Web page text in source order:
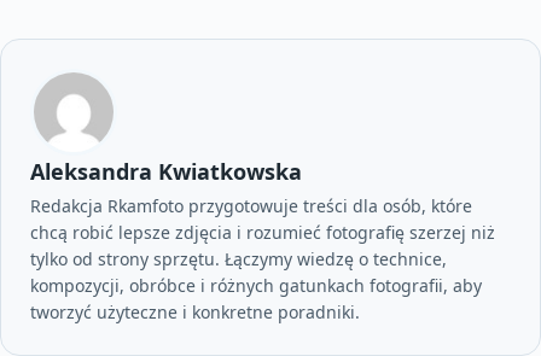
Aleksandra Kwiatkowska
Redakcja Rkamfoto przygotowuje treści dla osób, które
chcą robić lepsze zdjęcia i rozumieć fotografię szerzej niż
tylko od strony sprzętu. Łączymy wiedzę o technice,
kompozycji, obróbce i różnych gatunkach fotografii, aby
tworzyć użyteczne i konkretne poradniki.